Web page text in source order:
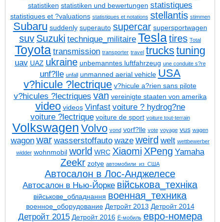
statistiken statistiken und bewertungen statistiques
statistiques et ?valuations statistiques et notations stellantis stimmen
Subaru suddenly superauto supercar supersportwagen
suv Suzuki technique_militaire Teslatires Total
Toyota transmission transporter travel truckstuning
uav UAZ ukraine unbemanntes luftfahrzeug une conduite s?re
unf?lle unfall unmanned aerial vehicle USA
v?hicule ?lectrique v?hicule a?rien sans pilote
v?hicules ?lectriques van vereinigte staaten von amerika
video videos Vinfast voiture ? hydrog?ne
voiture ?lectrique voiture de sport voiture tout-terrain
Volkswagen Volvo vond vorf?lle vote voyage vus wagen
wagon war wasserstoffauto waze weird welt wettbewerber
widder wohnmobil world WRC Xiaomi XPeng Yamaha
Zeekr zotye автомобили_из_США
Автосалон в Лос-Анджелесе
Автосалон в Нью-Йорке військова_техніка
військове_обладнання военная_техника
военное_оборудование Детройт 2013 Детройт 2014
Детройт 2015 Детройт 2016 Ё-мобиль евро-номера